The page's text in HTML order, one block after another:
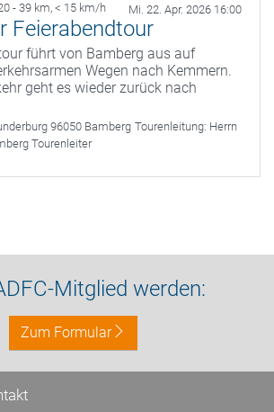
- 39 km, < 15 km/h Mi. 22. Apr. 2026 16:00
Feierabendtour
führt von Bamberg aus auf
Wegen nach Kemmern.
geht es wieder zurück nach
96050 Bamberg Tourenleitung: Herrn
Tourenleiter
Mitglied werden:
Zum Formular